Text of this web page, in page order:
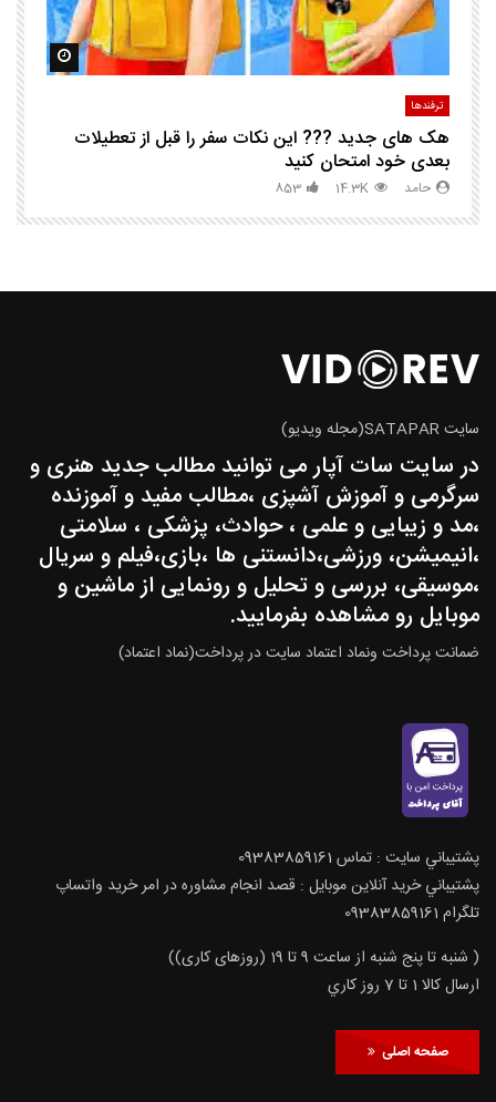
مشاهده
ترفندها
هک های جدید ??️? این نکات سفر را قبل از تعطیلات
بعدی خود امتحان کنید
حامد 14.3K
853
مشاهده بعدا
سایت SATAPAR(مجله ویدیو)
در سایت سات آپار می توانید مطالب جدید هنری و
سرگرمی و آموزش آشپزی ،مطالب مفید و آموزنده
،مد و زیبایی و علمی ، حوادث، پزشکی ، سلامتی
،انیمیشن، ورزشی،دانستنی ها ،بازی،فیلم و سریال
،موسیقی، بررسی و تحلیل و رونمایی از ماشین و
موبایل رو مشاهده بفرمایید.
ضمانت پرداخت ونماد اعتماد سایت در پرداخت(نماد اعتماد)
پشتيباني سايت : تماس 09383859161
پشتيباني خريد آنلاين موبايل : قصد انجام مشاوره در امر خرید واتساپ
تلگرام 09383859161
( شنبه تا پنج شنبه از ساعت 9 تا 19 (روزهای کاری))
ارسال كالا 1 تا 7 روز كاري
صفحه اصلی